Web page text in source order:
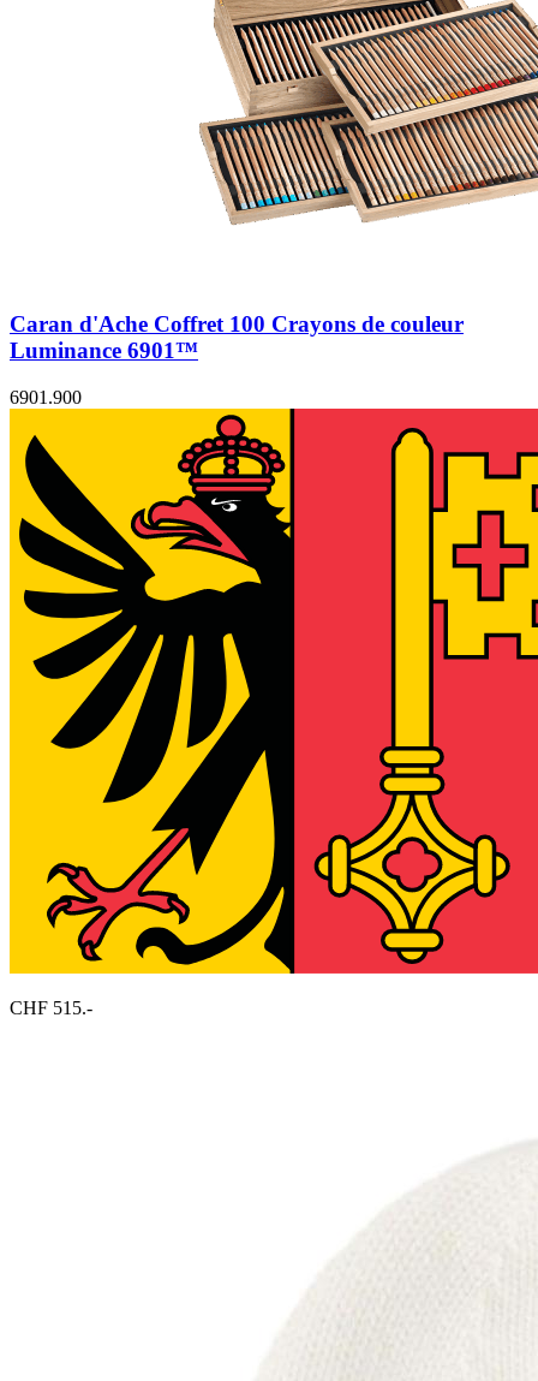
Caran d'Ache Coffret 100 Crayons de couleur
Luminance 6901™
6901.900
CHF 515.-